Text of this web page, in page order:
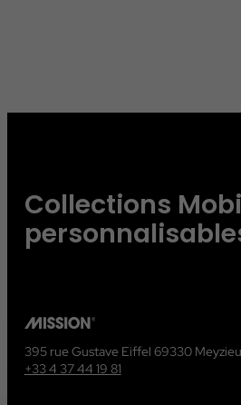
Collections
395 rue Gustave Eiffel 69330 Meyzieu
+33 4 37 44 19 81